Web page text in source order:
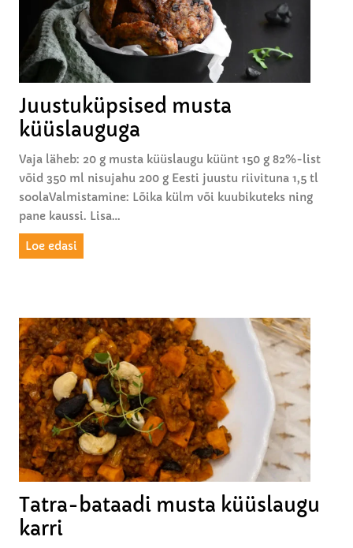
e
p
ü
r
e
s
p
p
m
u
t
ü
ü
s
l
a
u
g
u
g
Juustuküpsised musta
küüslauguga
Vaja läheb: 20 g musta küüslaugu küünt 150 g 82%-list
võid 350 ml nisujahu 200 g Eesti juustu riivituna 1,5 tl
soolaValmistamine: Lõika külm või kuubikuteks ning
pane kaussi. Lisa…
Loe edasi
t
u
k
ü
p
s
i
s
e
d
m
Tatra-bataadi musta küüslaugu
karri